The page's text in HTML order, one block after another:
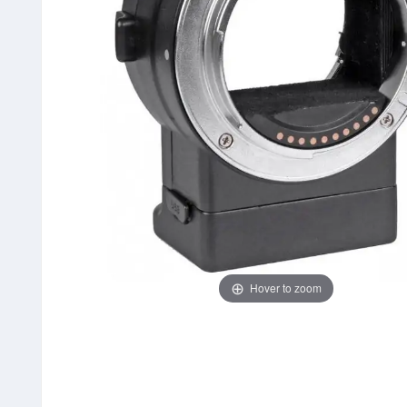
Hover to zoom